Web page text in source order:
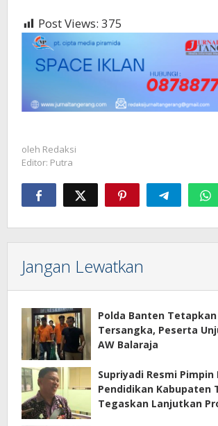
Post Views: 375
oleh Redaksi
Editor: Putra
Jangan Lewatkan
Polda Banten
Tersangka, Peserta
AW Balaraja
Supriyadi Resmi Pimpin
Pendidikan Kabupaten
Tegaskan Lanjutkan